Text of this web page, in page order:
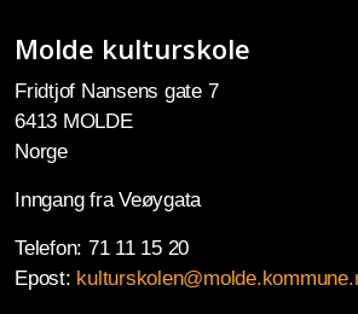
Molde kulturskole
Fridtjof Nansens gate 7
6413 MOLDE
Norge
Inngang fra Veøygata
Telefon: 71 11 15 20
Epost: